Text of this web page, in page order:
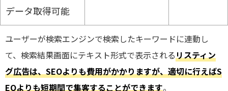
データ取得可能
ユーザーが検索エンジンで検索したキーワードに連動し
て、検索結果画面にテキスト形式で表示されるリスティン
グ広告は、SEOよりも費用がかかりますが、適切に行えばS
EOよりも短期間で集客することができます。